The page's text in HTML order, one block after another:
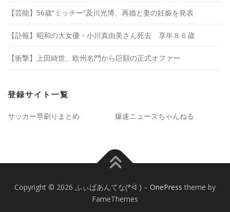
【芸能】56歳“ミッチー”及川光博、再婚と妻の妊娠を発表
【訃報】昭和の大女優・小川真由美さん死去 享年８６歳
【衝撃】上田綺世、欧州名門から巨額の正式オファー
登録サイト一覧
サッカー早刷りまとめ 爆速ニュースちゃんねる
Copyright © 2026 ふぃばあんてな(*ᐛ ) – OnePress theme by
FameThemes